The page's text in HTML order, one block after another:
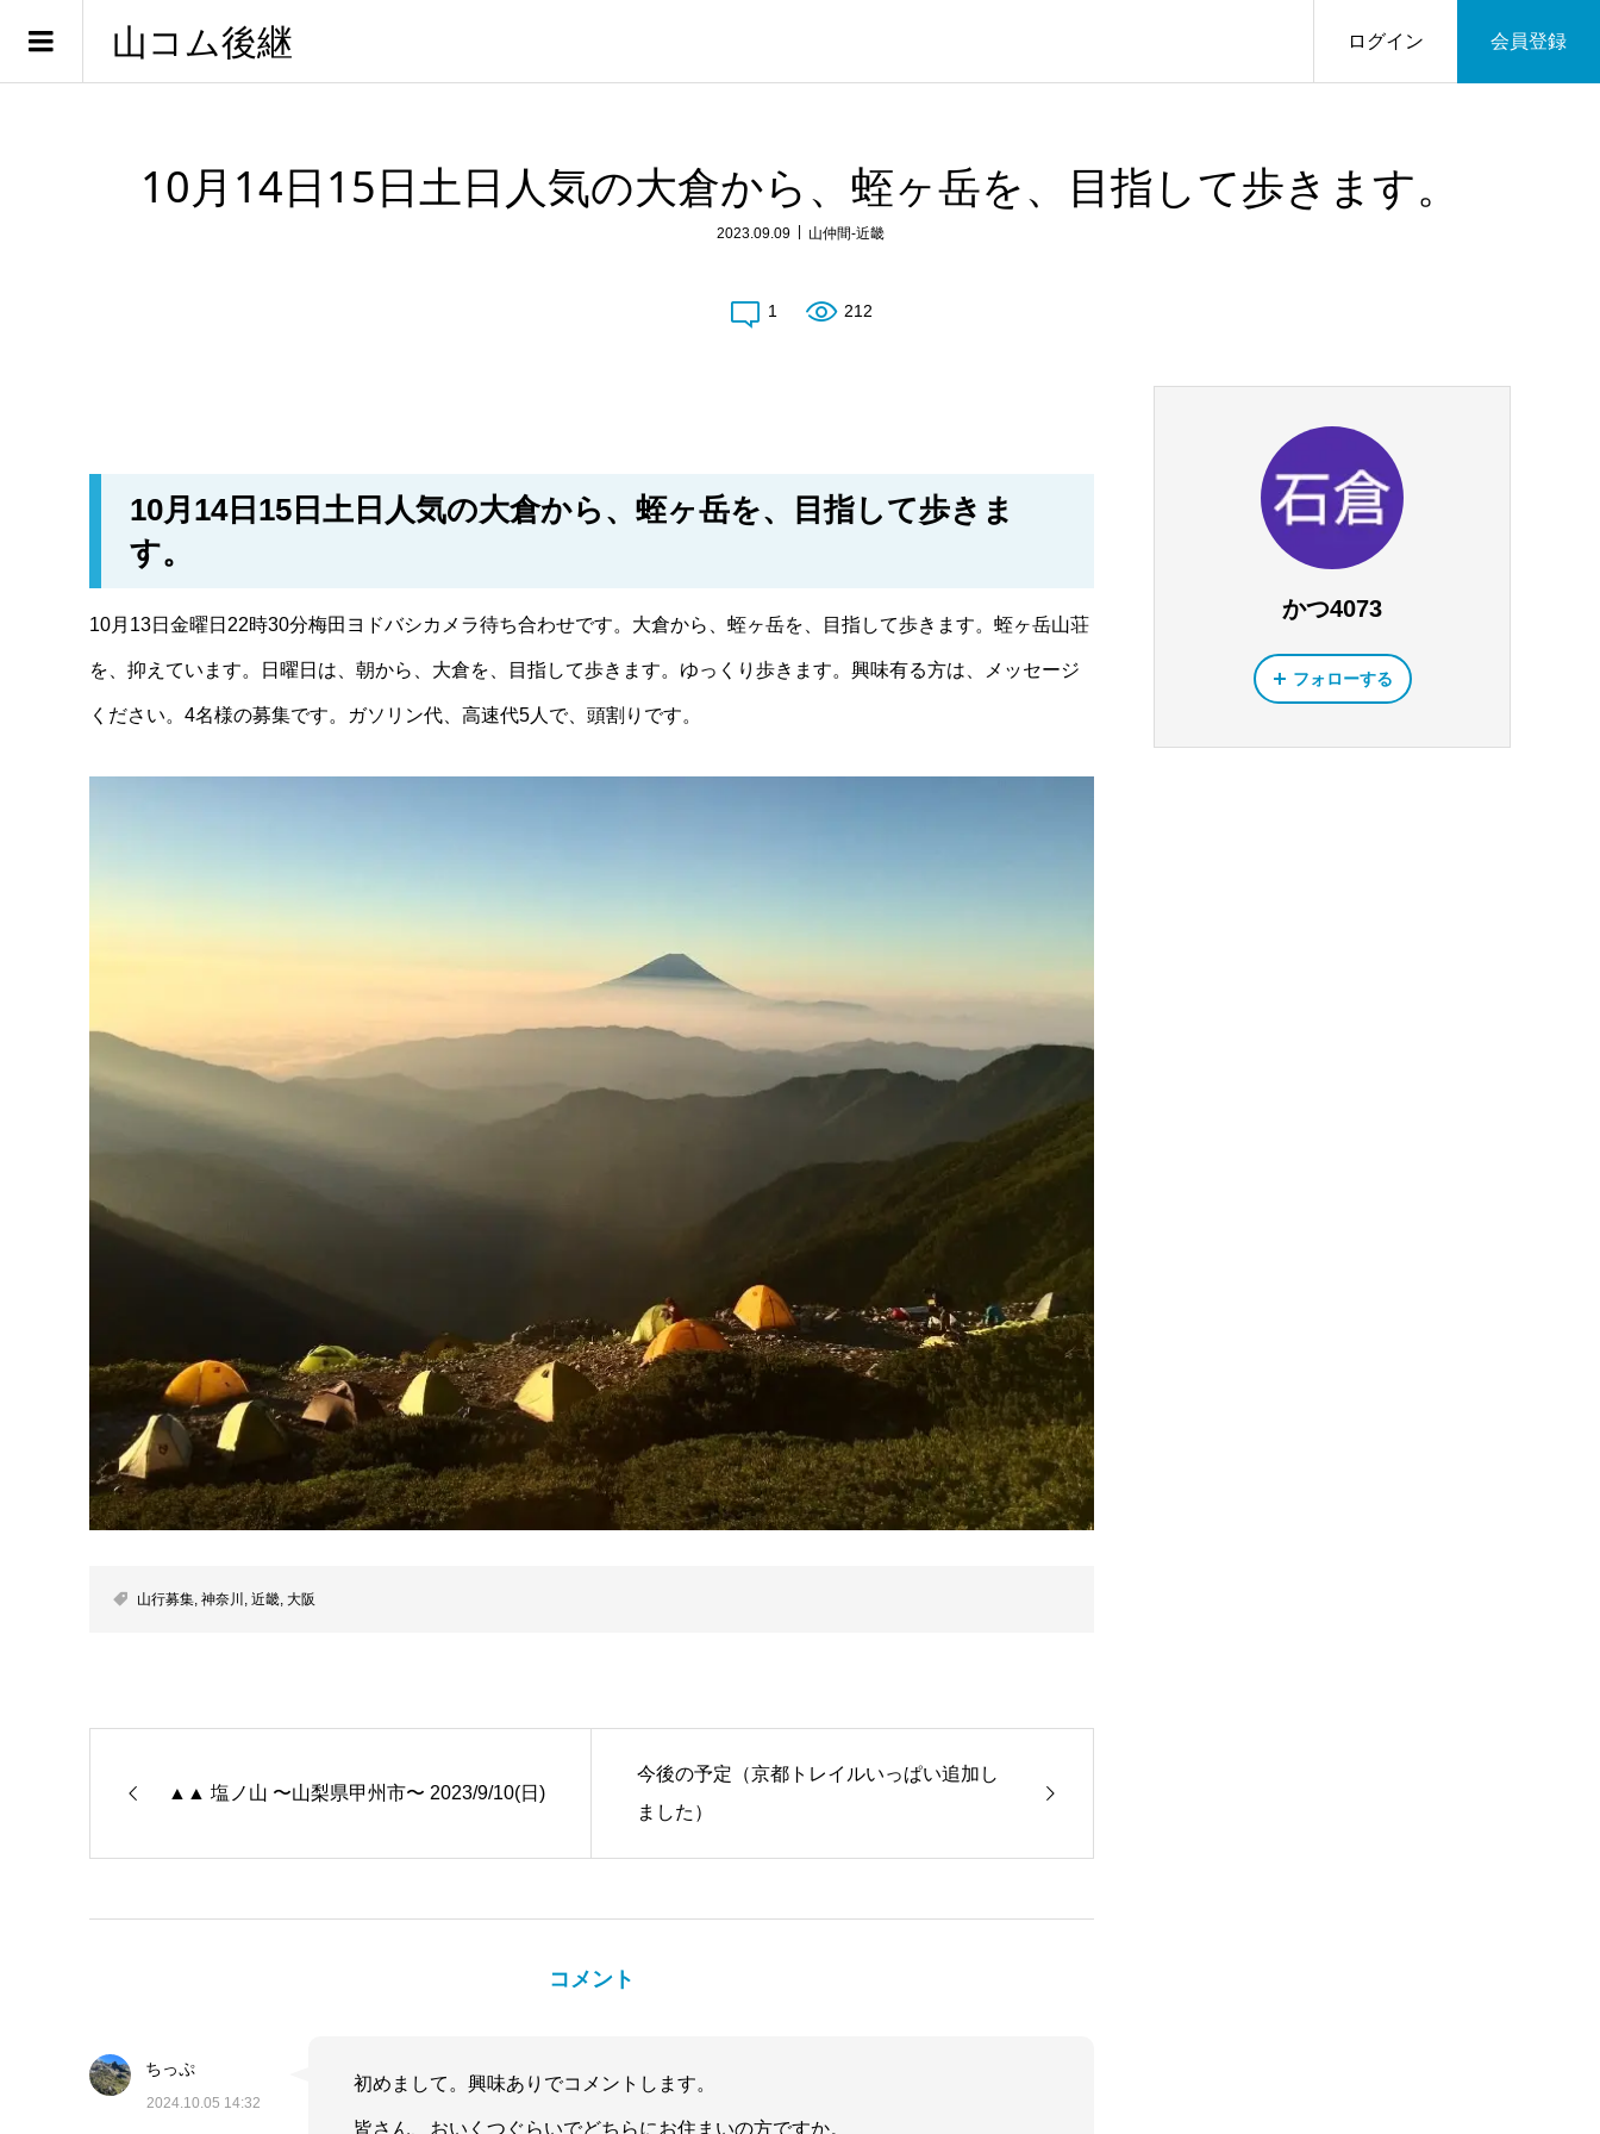
山コム後継 ログイン 会員登録
10月14日15日土日人気の大倉から、蛭ヶ岳を、目指して歩きます。
2023.09.09 山仲間-近畿
1 212
10月14日15日土日人気の大倉から、蛭ヶ岳を、目指して歩きま
す。
10月13日金曜日22時30分梅田ヨドバシカメラ待ち合わせです。大倉から、蛭ヶ岳を、目指して歩きます。蛭ヶ岳山荘
を、抑えています。日曜日は、朝から、大倉を、目指して歩きます。ゆっくり歩きます。興味有る方は、メッセージ
ください。4名様の募集です。ガソリン代、高速代5人で、頭割りです。
山行募集, 神奈川 , 近畿, 大阪
▲▲ 塩ノ山 〜山梨県甲州市〜 2023/9/10(日)
今後の予定（京都トレイルいっぱい追加し
ました）
コメント
ちっぷ
2024.10.05 14:32
初めまして。興味ありでコメントします。
皆さん、おいくつぐらいでどちらにお住まいの方ですか。
かつ4073
フォローする